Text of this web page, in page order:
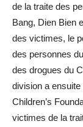
de la traite des
Bang, Dien Bien
des victimes, le
des personnes
des drogues du
division a
Children’s
victimes de la